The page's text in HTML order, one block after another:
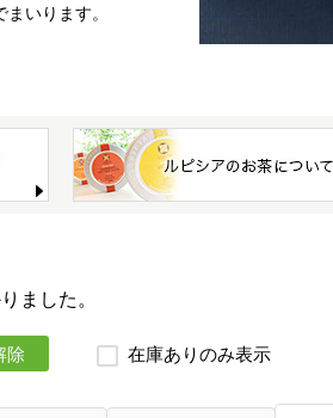
いります。
ました。
除 在庫ありのみ表示